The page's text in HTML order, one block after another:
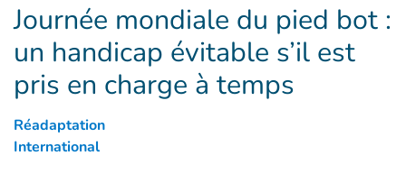
Journée mondiale du pied bot :
un handicap évitable s’il est
pris en charge à temps
Réadaptation
International